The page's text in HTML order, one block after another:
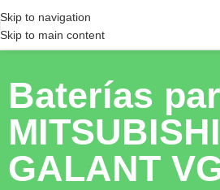
Skip to navigation
Skip to main content
Baterías
MITSUBISHI
GALANT